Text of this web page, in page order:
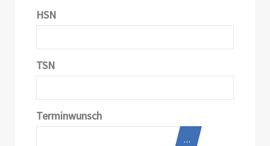
HSN
TSN
Terminwunsch
...